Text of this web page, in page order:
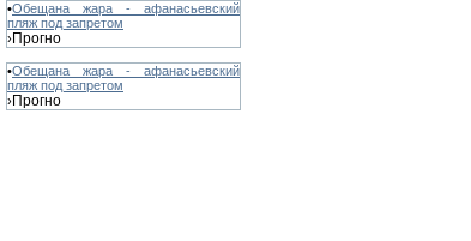
•Обещана жара - афанасьевский
пляж под запретом
›Прогно
•Обещана жара - афанасьевский
пляж под запретом
›Прогно